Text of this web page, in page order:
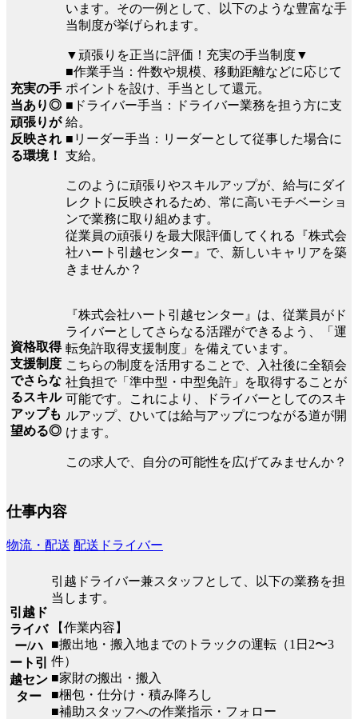
充実の手
当あり◎
頑張りが
反映され
る環境！
います。その一例として、以下のような豊富な手
当制度が挙げられます。
▼頑張りを正当に評価！充実の手当制度▼
■作業手当：件数や規模、移動距離などに応じて
ポイントを設け、手当として還元。
■ドライバー手当：ドライバー業務を担う方に支
給。
■リーダー手当：リーダーとして従事した場合に
支給。
このように頑張りやスキルアップが、給与にダイ
レクトに反映されるため、常に高いモチベーショ
ンで業務に取り組めます。
従業員の頑張りを最大限評価してくれる『株式会
社ハート引越センター』で、新しいキャリアを築
きませんか？
資格取得
支援制度
でさらな
るスキル
アップも
望める◎
『株式会社ハート引越センター』は、従業員がド
ライバーとしてさらなる活躍ができるよう、「運
転免許取得支援制度」を備えています。
こちらの制度を活用することで、入社後に全額会
社負担で「準中型・中型免許」を取得することが
可能です。これにより、ドライバーとしてのスキ
ルアップ、ひいては給与アップにつながる道が開
けます。
この求人で、自分の可能性を広げてみませんか？
仕事内容
物流・配送 配送ドライバー
引越ド
ライバ
ー/ハ
ート引
越セン
ター
引越ドライバー兼スタッフとして、以下の業務を担
当します。
【作業内容】
■搬出地・搬入地までのトラックの運転（1日2〜3
件）
■家財の搬出・搬入
■梱包・仕分け・積み降ろし
■補助スタッフへの作業指示・フォロー